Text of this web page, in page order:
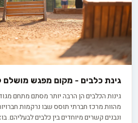
גינת כלבים - מקום מפגש
גינות הכלבים הן הרבה יותר מסתם מתחם
מהוות מרכז חברתי תוסס שבו נרקמות
ונבנים קשרים מיוחדים בין כלבים לבעליהם.